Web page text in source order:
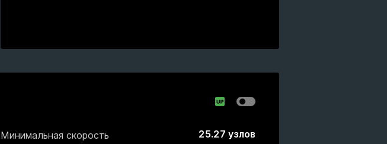
Минимальная скорость 25.27 узлов